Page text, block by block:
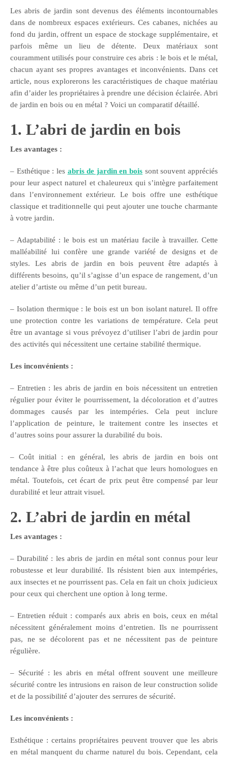
LIGNE JARDIN
INFO PAYSAGISTE
GUIDE JARDIN ET
PAYSAGE
GUIDE JARDIN
ELAGAGE ET
Les abris de jardin sont devenus des éléments incontournables
dans de nombreux espaces extérieurs. Ces cabanes, nichées au
fond du jardin, offrent un espace de stockage supplémentaire, et
parfois même un lieu de détente. Deux matériaux sont
couramment utilisés pour construire ces abris : le bois et le métal,
chacun ayant ses propres avantages et inconvénients. Dans cet
article, nous explorerons les caractéristiques de chaque matériau
afin d’aider les propriétaires à prendre une décision éclairée. Abri
de jardin en bois ou en métal ? Voici un comparatif détaillé.
1. L’abri de jardin en bois
Les avantages :
– Esthétique : les abris de jardin en bois sont souvent appréciés
pour leur aspect naturel et chaleureux qui s’intègre parfaitement
dans l’environnement extérieur. Le bois offre une esthétique
classique et traditionnelle qui peut ajouter une touche charmante
à votre jardin.
– Adaptabilité : le bois est un matériau facile à travailler. Cette
malléabilité lui confère une grande variété de designs et de
styles. Les abris de jardin en bois peuvent être adaptés à
différents besoins, qu’il s’agisse d’un espace de rangement, d’un
atelier d’artiste ou même d’un petit bureau.
– Isolation thermique : le bois est un bon isolant naturel. Il offre
une protection contre les variations de température. Cela peut
être un avantage si vous prévoyez d’utiliser l’abri de jardin pour
des activités qui nécessitent une certaine stabilité thermique.
Les inconvénients :
– Entretien : les abris de jardin en bois nécessitent un entretien
régulier pour éviter le pourrissement, la décoloration et d’autres
dommages causés par les intempéries. Cela peut inclure
l’application de peinture, le traitement contre les insectes et
d’autres soins pour assurer la durabilité du bois.
– Coût initial : en général, les abris de jardin en bois ont
tendance à être plus coûteux à l’achat que leurs homologues en
métal. Toutefois, cet écart de prix peut être compensé par leur
durabilité et leur attrait visuel.
2. L’abri de jardin en métal
Les avantages :
– Durabilité : les abris de jardin en métal sont connus pour leur
robustesse et leur durabilité. Ils résistent bien aux intempéries,
aux insectes et ne pourrissent pas. Cela en fait un choix judicieux
pour ceux qui cherchent une option à long terme.
– Entretien réduit : comparés aux abris en bois, ceux en métal
nécessitent généralement moins d’entretien. Ils ne pourrissent
pas, ne se décolorent pas et ne nécessitent pas de peinture
régulière.
– Sécurité : les abris en métal offrent souvent une meilleure
sécurité contre les intrusions en raison de leur construction solide
et de la possibilité d’ajouter des serrures de sécurité.
Les inconvénients :
Esthétique : certains propriétaires peuvent trouver que les abris
en métal manquent du charme naturel du bois. Cependant, cela